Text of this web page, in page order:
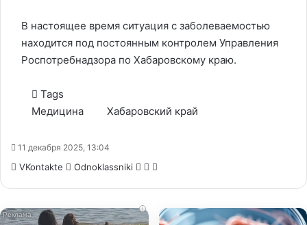
В настоящее время ситуация с заболеваемостью
находится под постоянным контролем Управления
Роспотребнадзора по Хабаровскому краю.
Tags
Медицина
Хабаровский край
11 декабря 2025, 13:04
VKontakte Odnoklassniki WhatsApp
Telegram
i